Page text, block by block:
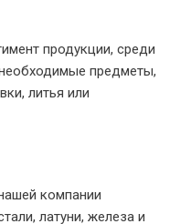
продукции, среди
предметы,
литья или
компании
латуни, железа и